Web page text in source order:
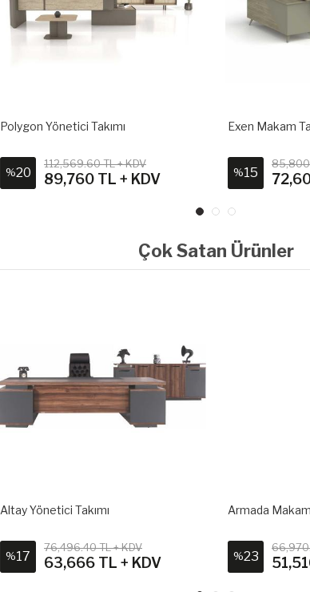
Polygon Yönetici Takımı
%20
112,569.60 TL + KDV
89,760 TL + KDV
Exen Makam
%15
85,800
Çok Satan Ürünler
Altay Yönetici Takımı
%17
76,496.40 TL + KDV
63,666 TL + KDV
Armada Makam
%23